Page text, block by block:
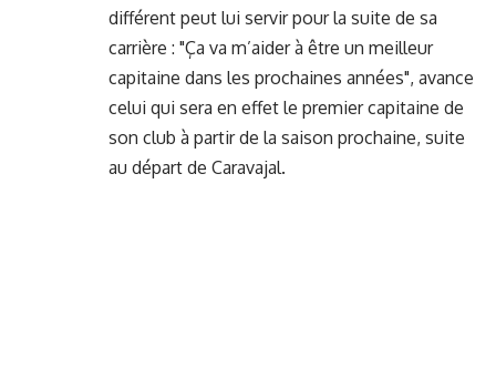
différent peut lui servir pour la suite de sa
carrière : "Ça va m’aider à être un meilleur
capitaine dans les prochaines années", avance
celui qui sera en effet le premier capitaine de
son club à partir de la saison prochaine, suite
au départ de Caravajal.